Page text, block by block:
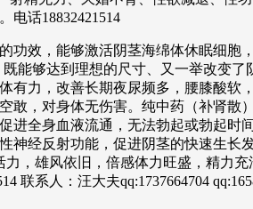
电话18832421514
功效，能够激活阴茎海绵体休眠细胞
能够达到理想的尺寸、又一举改变了
有力，改善长期夜尿频多，腰膝酸软
敢，对身体无伤害。纯中药（补肾散
进全身血液流通，无法勃起或勃起时
神经反射功能，促进阴茎的快速生长
，雄风依旧，倍感体力旺盛，精力
系人：汪大夫qq:1737664704